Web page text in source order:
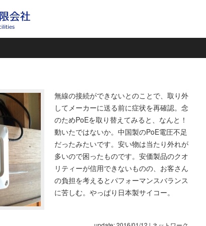
無線の接続ができないとのことで、取り外
してメーカーに送る前に症状を再確認。念
のためPoEを取り替えてみると、なんと！
動いたではないか。中国製のPoE電圧不足
だったみたいです。安い物は当たり外れが
多いので困ったものです。安価製品のクオ
リティーが信用できないものの、お客さん
の負担を考えるとパフォーマンスバランス
に苦しむ。やっぱり日本製サイコー。